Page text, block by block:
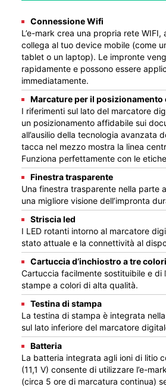
Connessione Wifi
L’e-mark crea una propria rete
collega al tuo device mobile (come
tablet o un laptop). Le impronte
rapidamente e possono essere
immediatamente.
Marcature per il posizionamento
I riferimenti sul lato del marcatore
un posizionamento affidabile sui
all’ausilio della tecnologia avanzata
tacca nel mezzo mostra la linea
Funziona perfettamente con le
Finestra trasparente
Una finestra trasparente nella parte
una migliore visione dell’impronta
Striscia led
I LED rotanti intorno al marcatore
stato attuale e la connettività al
Cartuccia d’inchiostro a tre colori
Cartuccia facilmente sostituibile e di
stampe a colori di alta qualità.
Testina di stampa
La testina di stampa è integrata
sul lato inferiore del marcatore
Batteria
La batteria integrata agli ioni di litio
(11,1 V) consente di utilizzare l’e-
(circa 5 ore di marcatura continua)